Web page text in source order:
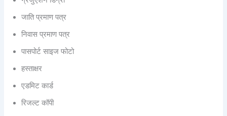
जाति प्रमाण पत्र
निवास प्रमाण पत्र
पासपोर्ट साइज फोटो
हस्ताक्षर
एडमिट कार्ड
रिजल्ट कॉपी